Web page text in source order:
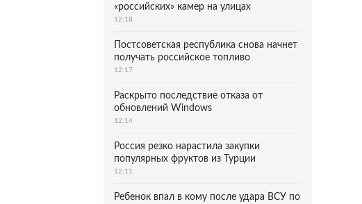
«российских» камер на улицах
12:18
Постсоветская республика снова начнет
получать российское топливо
12:17
Раскрыто последствие отказа от
обновлений Windows
12:14
Россия резко нарастила закупки
популярных фруктов из Турции
12:11
Ребенок впал в кому после удара ВСУ по